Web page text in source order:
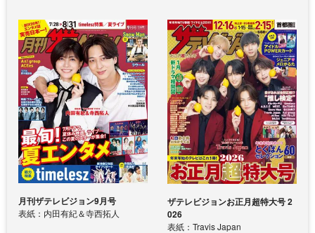
月刊ザテレビジョン9月号
表紙：内田有紀＆寺西拓人
ザテレビジョンお正月超特大号 2
026
表紙：Travis Japan